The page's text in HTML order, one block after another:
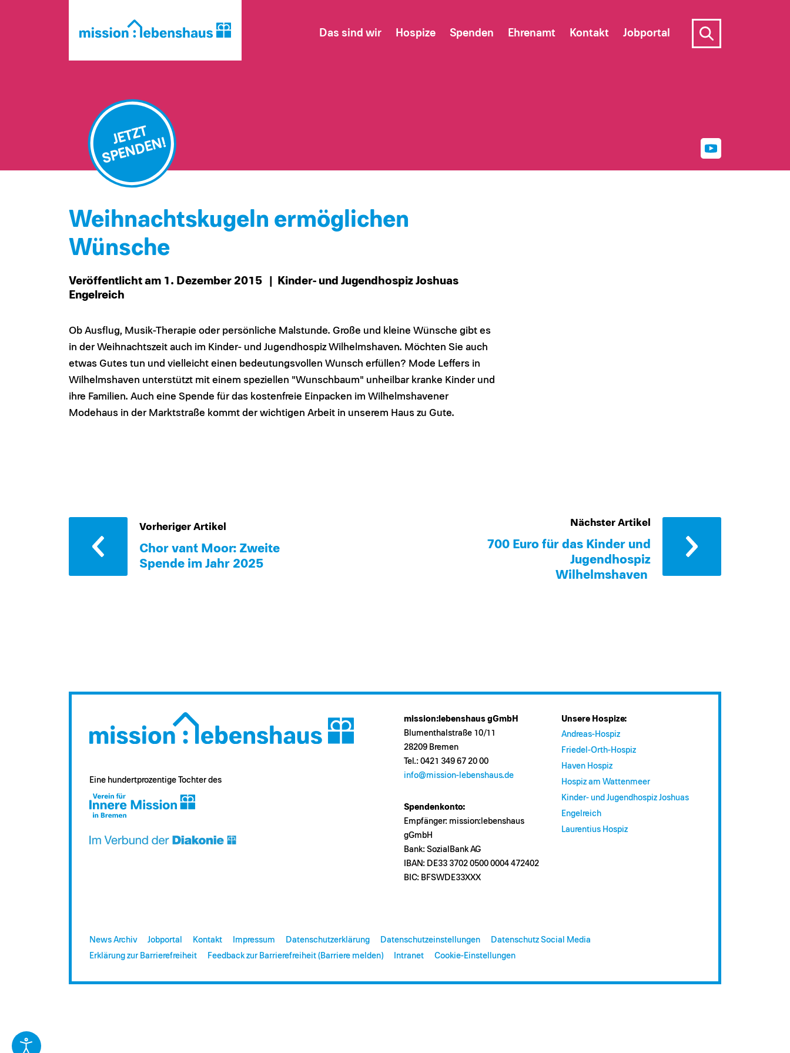
JETZT
SPENDEN!
Weihnachtskugeln ermöglichen
Wünsche
Veröffentlicht am 1. Dezember 2015
| Kinder- und Jugendhospiz Joshuas
Engelreich
Ob Ausflug, Musik-Therapie oder persönliche Malstunde. Große und kleine Wünsche gibt es
in der Weihnachtszeit auch im Kinder- und Jugendhospiz Wilhelmshaven. Möchten Sie auch
etwas Gutes tun und vielleicht einen bedeutungsvollen Wunsch erfüllen? Mode Leffers in
Wilhelmshaven unterstützt mit einem speziellen "Wunschbaum" unheilbar kranke Kinder und
ihre Familien. Auch eine Spende für das kostenfreie Einpacken im Wilhelmshavener
Modehaus in der Marktstraße kommt der wichtigen Arbeit in unserem Haus zu Gute.
Vorheriger Artikel
Chor van´t Moor: Zweite
Spende im Jahr 2025
Nächster Artikel
700 Euro für das Kinder und
Jugendhospiz
Wilhelmshaven
Eine hundertprozentige Tochter des
mission:lebenshaus gGmbH
Blumenthalstraße 10/11
28209 Bremen
Tel.: 0421 349 67 20 00
info@mission-lebenshaus.de
Spendenkonto:
Empfänger: mission:lebenshaus
gGmbH
Bank: SozialBank AG
IBAN: DE33 3702 0500 0004 472402
BIC: BFSWDE33XXX
Unsere Hospize:
Andreas-Hospiz
Friedel-Orth-Hospiz
Haven Hospiz
Hospiz am Wattenmeer
Kinder- und Jugendhospiz Joshuas
Engelreich
Laurentius Hospiz
News Archiv Jobportal Kontakt Impressum Datenschutzerklärung Datenschutzeinstellungen
Datenschutz Social Media
Erklärung zur Barrierefreiheit
Feedback zur Barrierefreiheit (Barriere melden) Intranet Cookie-Einstellungen
Das sind wir Hospize Spenden Ehrenamt Kontakt Jobportal